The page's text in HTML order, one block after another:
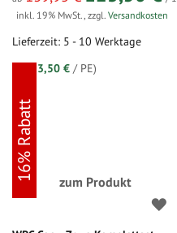
inkl. 19% MwSt., zzgl. Versandkosten
Lieferzeit: 5 - 10 Werktage
123,50 € / PE)
zum Produkt
16% Rabatt